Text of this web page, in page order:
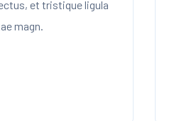
et tristique ligula
magn.